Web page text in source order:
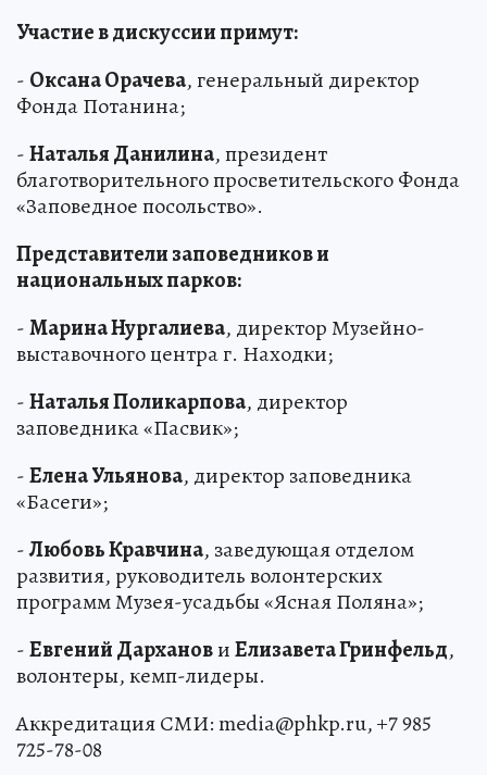
Участие в дискуссии примут:
- Оксана Орачева, генеральный директор
Фонда Потанина;
-Наталья Данилина, президент
благотворительного просветительского Фонда
«Заповедное посольство».
Представители заповедников и
национальных парков:
-Марина Нургалиева, директор Музейно-
выставочного центра г. Находки;
-Наталья Поликарпова, директор
заповедника «Пасвик»;
-Елена Ульянова, директор заповедника
«Басеги»;
-Любовь Кравчина, заведующая отделом
развития, руководитель волонтерских
программ Музея-усадьбы «Ясная Поляна»;
-Евгений ДархановиЕлизавета Гринфельд,
волонтеры, кемп-лидеры.
Аккредитация СМИ: media@phkp.ru, +7 985
725-78-08